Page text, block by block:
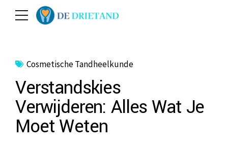
Cosmetische Tandheelkunde
Verstandskies
Verwijderen: Alles Wat Je
Moet Weten